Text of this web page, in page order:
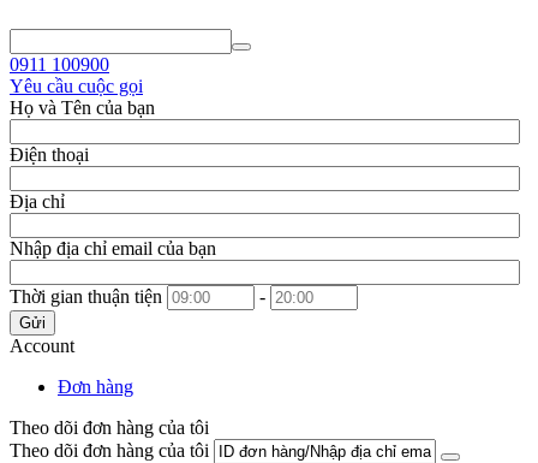
0911 100900
Yêu cầu cuộc gọi
Họ và Tên của bạn
Điện thoại
Địa chỉ
Nhập địa chỉ email của bạn
Thời gian thuận tiện -
Gửi
Account
Đơn hàng
Theo dõi đơn hàng của tôi
Theo dõi đơn hàng của tôi